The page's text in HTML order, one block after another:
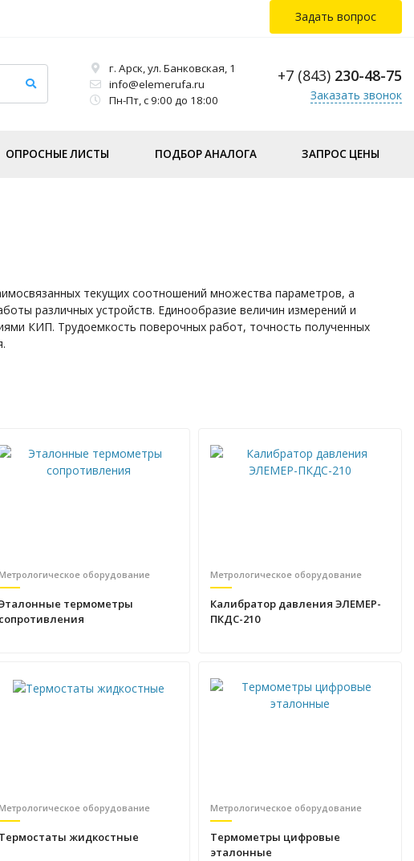
Задать вопрос
г. Арск, ул. Банковская, 1
info@elemerufa.ru
Пн-Пт, с 9:00 до 18:00
+7 (843) 230-48-75
Заказать звонок
ОПРОСНЫЕ ЛИСТЫ ПОДБОР АНАЛОГА ЗАПРОС ЦЕНЫ
текущих соотношений множества параметров, а
различных устройств. Единообразие величин измерений и
КИП. Трудоемкость поверочных работ, точность полученных
оборудование
термометры
сопротивления
Метрологическое оборудование
Калибратор давления ЭЛЕМЕР-
ПКДС-210
оборудование
Термостаты жидкостные
Метрологическое оборудование
Термометры цифровые
эталонные